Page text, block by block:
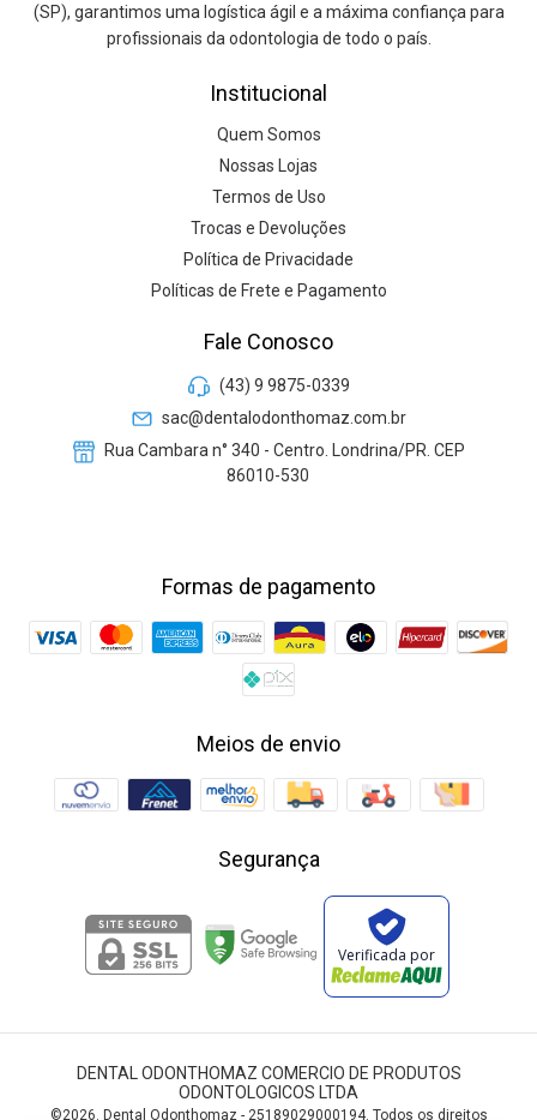
(SP), garantimos uma logística ágil e a máxima confiança para
profissionais da odontologia de todo o país.
Institucional
Quem Somos
Nossas Lojas
Termos de Uso
Trocas e Devoluções
Política de Privacidade
Políticas de Frete e Pagamento
Fale Conosco
(43) 9 9875-0339
sac@dentalodonthomaz.com.br
Rua Cambara n° 340 - Centro. Londrina/PR. CEP
86010-530
Formas de pagamento
Meios de envio
Segurança
Verificada por
DENTAL ODONTHOMAZ COMERCIO DE PRODUTOS
ODONTOLOGICOS LTDA
©2026. Dental Odonthomaz - 25189029000194. Todos os direitos